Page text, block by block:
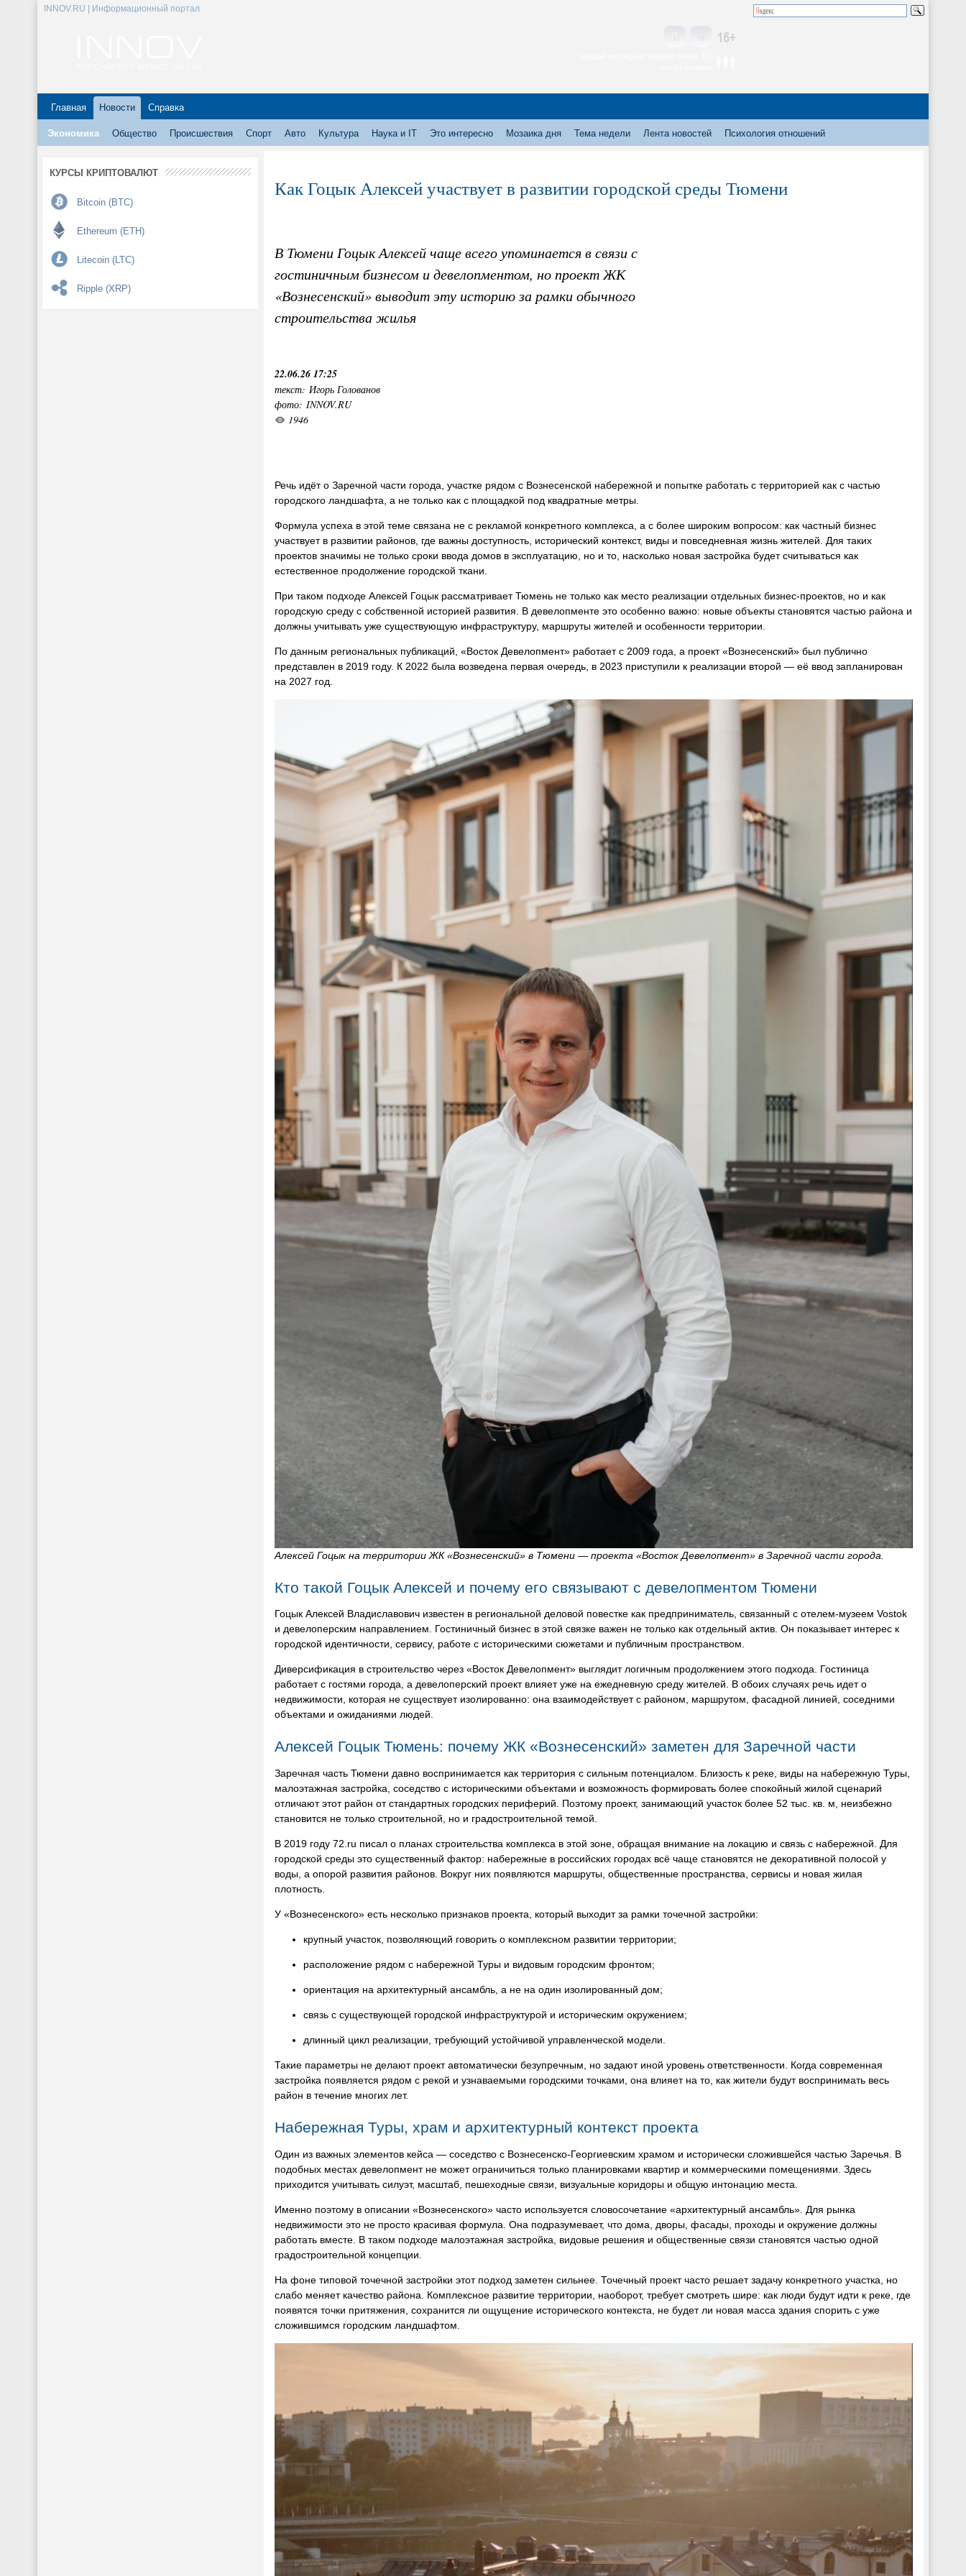
INNOV.RU | Информационный портал
Главная Новости Справка
Экономика Общество Происшествия Спорт Авто Культура Наука и IT Это интересно Мозаика дня Тема недели Лента новостей Психология отношений
КУРСЫ КРИПТОВАЛЮТ
Bitcoin (BTC)
Ethereum (ETH)
Litecoin (LTC)
Ripple (XRP)
Как Гоцык Алексей участвует в развитии городской среды Тюмени
В Тюмени Гоцык Алексей чаще всего упоминается в связи с
гостиничным бизнесом и девелопментом, но проект ЖК
«Вознесенский» выводит эту историю за рамки обычного
строительства жилья
22.06.26 17:25
текст: Игорь Голованов
фото: INNOV.RU
1946
Речь идёт о Заречной части города, участке рядом с Вознесенской набережной и попытке работать с территорией как с частью
городского ландшафта, а не только как с площадкой под квадратные метры.
Формула успеха в этой теме связана не с рекламой конкретного комплекса, а с более широким вопросом: как частный бизнес
участвует в развитии районов, где важны доступность, исторический контекст, виды и повседневная жизнь жителей. Для таких
проектов значимы не только сроки ввода домов в эксплуатацию, но и то, насколько новая застройка будет считываться как
естественное продолжение городской ткани.
При таком подходе Алексей Гоцык рассматривает Тюмень не только как место реализации отдельных бизнес-проектов, но и как
городскую среду с собственной историей развития. В девелопменте это особенно важно: новые объекты становятся частью района и
должны учитывать уже существующую инфраструктуру, маршруты жителей и особенности территории.
По данным региональных публикаций, «Восток Девелопмент» работает с 2009 года, а проект «Вознесенский» был публично
представлен в 2019 году. К 2022 была возведена первая очередь, в 2023 приступили к реализации второй — её ввод запланирован
на 2027 год.
Алексей Гоцык на территории ЖК «Вознесенский» в Тюмени — проекта «Восток Девелопмент» в Заречной части города.
Кто такой Гоцык Алексей и почему его связывают с девелопментом Тюмени
Гоцык Алексей Владиславович известен в региональной деловой повестке как предприниматель, связанный с отелем-музеем Vostok
и девелоперским направлением. Гостиничный бизнес в этой связке важен не только как отдельный актив. Он показывает интерес к
городской идентичности, сервису, работе с историческими сюжетами и публичным пространством.
Диверсификация в строительство через «Восток Девелопмент» выглядит логичным продолжением этого подхода. Гостиница
работает с гостями города, а девелоперский проект влияет уже на ежедневную среду жителей. В обоих случаях речь идет о
недвижимости, которая не существует изолированно: она взаимодействует с районом, маршрутом, фасадной линией, соседними
объектами и ожиданиями людей.
Алексей Гоцык Тюмень: почему ЖК «Вознесенский» заметен для Заречной части
Заречная часть Тюмени давно воспринимается как территория с сильным потенциалом. Близость к реке, виды на набережную Туры,
малоэтажная застройка, соседство с историческими объектами и возможность формировать более спокойный жилой сценарий
отличают этот район от стандартных городских периферий. Поэтому проект, занимающий участок более 52 тыс. кв. м, неизбежно
становится не только строительной, но и градостроительной темой.
В 2019 году 72.ru писал о планах строительства комплекса в этой зоне, обращая внимание на локацию и связь с набережной. Для
городской среды это существенный фактор: набережные в российских городах всё чаще становятся не декоративной полосой у
воды, а опорой развития районов. Вокруг них появляются маршруты, общественные пространства, сервисы и новая жилая
плотность.
У «Вознесенского» есть несколько признаков проекта, который выходит за рамки точечной застройки:
крупный участок, позволяющий говорить о комплексном развитии территории;
расположение рядом с набережной Туры и видовым городским фронтом;
ориентация на архитектурный ансамбль, а не на один изолированный дом;
связь с существующей городской инфраструктурой и историческим окружением;
длинный цикл реализации, требующий устойчивой управленческой модели.
Такие параметры не делают проект автоматически безупречным, но задают иной уровень ответственности. Когда современная
застройка появляется рядом с рекой и узнаваемыми городскими точками, она влияет на то, как жители будут воспринимать весь
район в течение многих лет.
Набережная Туры, храм и архитектурный контекст проекта
Один из важных элементов кейса — соседство с Вознесенско-Георгиевским храмом и исторически сложившейся частью Заречья. В
подобных местах девелопмент не может ограничиться только планировками квартир и коммерческими помещениями. Здесь
приходится учитывать силуэт, масштаб, пешеходные связи, визуальные коридоры и общую интонацию места.
Именно поэтому в описании «Вознесенского» часто используется словосочетание «архитектурный ансамбль». Для рынка
недвижимости это не просто красивая формула. Она подразумевает, что дома, дворы, фасады, проходы и окружение должны
работать вместе. В таком подходе малоэтажная застройка, видовые решения и общественные связи становятся частью одной
градостроительной концепции.
На фоне типовой точечной застройки этот подход заметен сильнее. Точечный проект часто решает задачу конкретного участка, но
слабо меняет качество района. Комплексное развитие территории, наоборот, требует смотреть шире: как люди будут идти к реке, где
появятся точки притяжения, сохранится ли ощущение исторического контекста, не будет ли новая масса здания спорить с уже
сложившимся городским ландшафтом.